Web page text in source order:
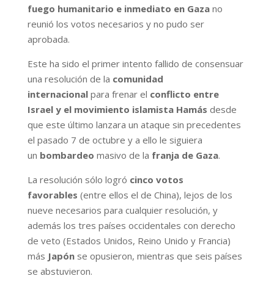
fuego humanitario e inmediato en Gazano
reunió los votos necesarios y no pudo ser
aprobada.
Este ha sido el primer intento fallido de consensuar
una resolución de la comunidad
internacional para frenar el conflicto entre
Israel y el movimiento islamista Hamás desde
que este último lanzara un ataque sin precedentes
el pasado 7 de octubre y a ello le siguiera
un bombardeo masivo de la franja de Gaza.
La resolución sólo logró cinco votos
favorables (entre ellos el de China), lejos de los
nueve necesarios para cualquier resolución, y
además los tres países occidentales con derecho
de veto (Estados Unidos, Reino Unido y Francia)
más Japónse opusieron, mientras que seis países
se abstuvieron.